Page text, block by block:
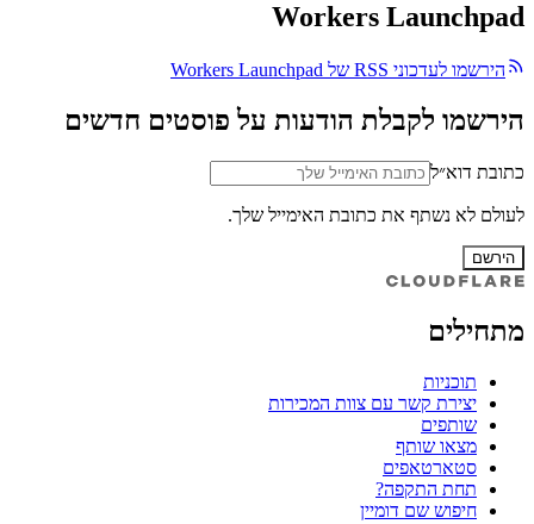
Workers Launchpad
הירשמו לעדכוני RSS של Workers Launchpad
הירשמו לקבלת הודעות על פוסטים חדשים
כתובת דוא״ל
לעולם לא נשתף את כתובת האימייל שלך.
הירשם
מתחילים
תוכניות
יצירת קשר עם צוות המכירות
שותפים
מצאו שותף
סטארטאפים
תחת התקפה?
חיפוש שם דומיין